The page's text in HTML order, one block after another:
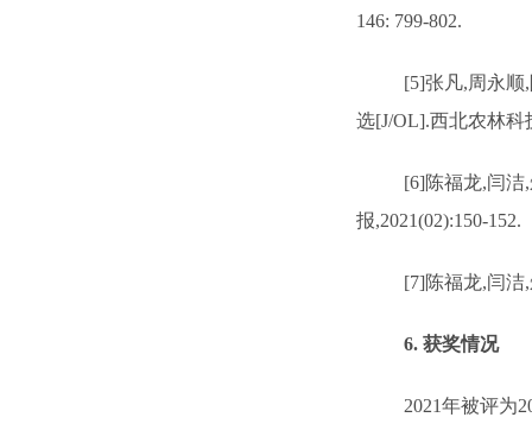
146: 799-802.
[5]张凡,周永顺,
选[J/OL].西北农林科
[6]陈福龙,闫洁,
报,2021(02):150-152.
[7]陈福龙,闫洁,
6. 获奖情况
2021年被评为